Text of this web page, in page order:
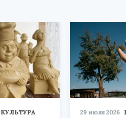
КУЛЬТУРА 29 июля 2026